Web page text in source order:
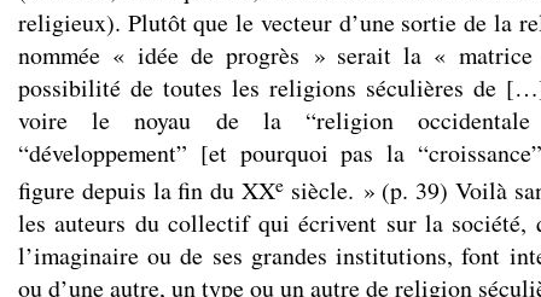
religieux). Plutôt que le vecteur d’une sortie de la
nommée « idée de progrès » serait la «
possibilité de toutes les religions séculières de
voire le noyau de la “religion
“développement” [et pourquoi pas la
figure depuis la fin du XXesiècle. » (p. 39) Voilà
les auteurs du collectif qui écrivent sur la société,
l’imaginaire ou de ses grandes institutions, font
ou d’une autre, un type ou un autre de religion